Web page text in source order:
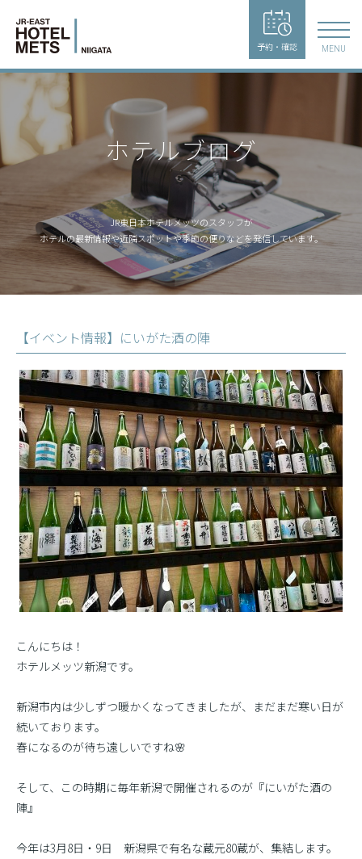
予約・確認 MENU
ホテルブログ
JR東日本ホテルメッツのスタッフが
ホテルの最新情報や近隣スポットや季節の便りなどを発信しています。
【イベント情報】にいがた酒の陣
こんにちは！
ホテルメッツ新潟です。
新潟市内は少しずつ暖かくなってきましたが、まだまだ寒い日が
続いております。
春になるのが待ち遠しいですね🌸
そして、この時期に毎年新潟で開催されるのが『にいがた酒の
陣』
今年は3月8日・9日 新潟県で有名な蔵元80蔵が、集結します。